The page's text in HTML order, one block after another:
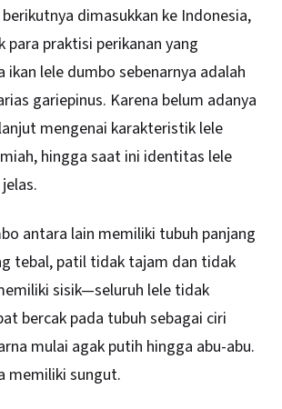
dimasukkan ke Indonesia,
para praktisi perikanan yang
ikan lele dumbo sebenarnya adalah
gariepinus. Karena belum adanya
mengenai karakteristik lele
hingga saat ini identitas lele
antara lain memiliki tubuh panjang
tebal, patil tidak tajam dan tidak
sisik—seluruh lele tidak
bercak pada tubuh sebagai ciri
mulai agak putih hingga abu-abu.
memiliki sungut.